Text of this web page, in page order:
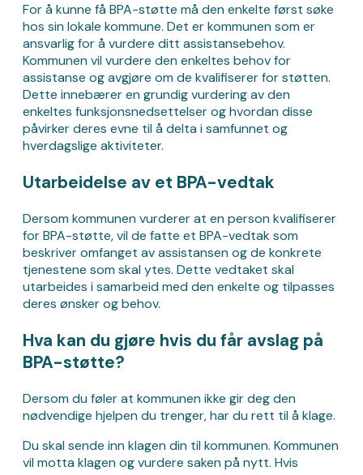
For å kunne få BPA-støtte må den enkelte først søke
hos sin lokale kommune. Det er kommunen som er
ansvarlig for å vurdere ditt assistansebehov.
Kommunen vil vurdere den enkeltes behov for
assistanse og avgjøre om de kvalifiserer for støtten.
Dette innebærer en grundig vurdering av den
enkeltes funksjonsnedsettelser og hvordan disse
påvirker deres evne til å delta i samfunnet og
hverdagslige aktiviteter.
Utarbeidelse av et BPA-vedtak
Dersom kommunen vurderer at en person kvalifiserer
for BPA-støtte, vil de fatte et BPA-vedtak som
beskriver omfanget av assistansen og de konkrete
tjenestene som skal ytes. Dette vedtaket skal
utarbeides i samarbeid med den enkelte og tilpasses
deres ønsker og behov.
Hva kan du gjøre hvis du får avslag på
BPA-støtte?
Dersom du føler at kommunen ikke gir deg den
nødvendige hjelpen du trenger, har du rett til å klage.
Du skal sende inn klagen din til kommunen. Kommunen
vil motta klagen og vurdere saken på nytt. Hvis